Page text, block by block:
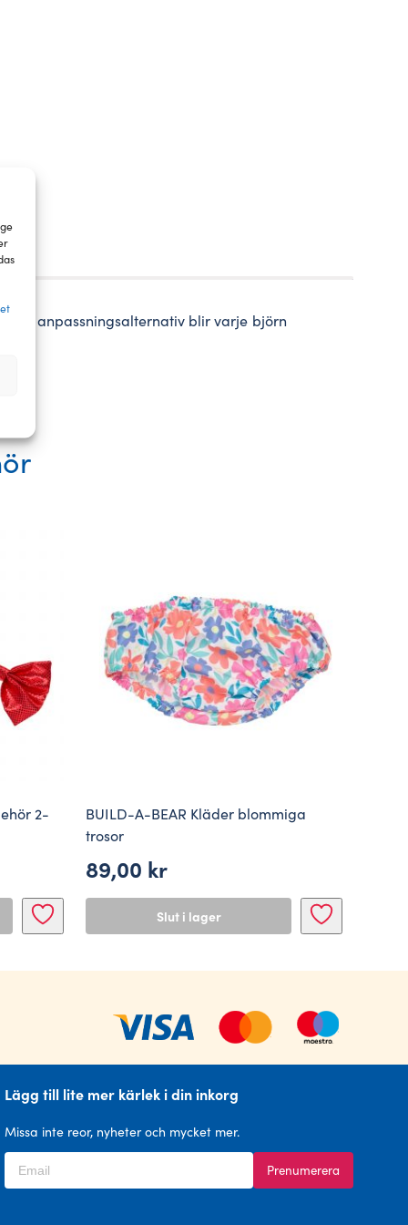
av anpassningsalternativ blir varje björn
2-
BUILD-A-BEAR Kläder blommiga
trosor
89,00 kr
Slut i lager
Lägg till lite mer kärlek i din inkorg
Missa inte reor, nyheter och mycket mer.
Prenumerera